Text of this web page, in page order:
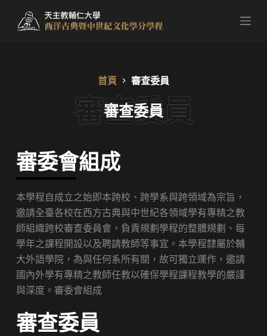
至
首頁 審查委員
審查委員
審委會組成
本學程自成立之始即本跨校、跨學系與跨領域為宗旨，
邀請全臺各校在西方古典與中世紀各領域學有專精之教
師組織跨校審查委員會，負責規劃學程的整體規劃、每
學年之課程開設以及聘請教師等事宜。本學程隸屬於輔
大外語學院，為與任何系所有關，故可獨立運作，邀請
國內外學有專精之教師任教以確保學程課程教學的嚴謹
與深度。審委會組成
審查委員